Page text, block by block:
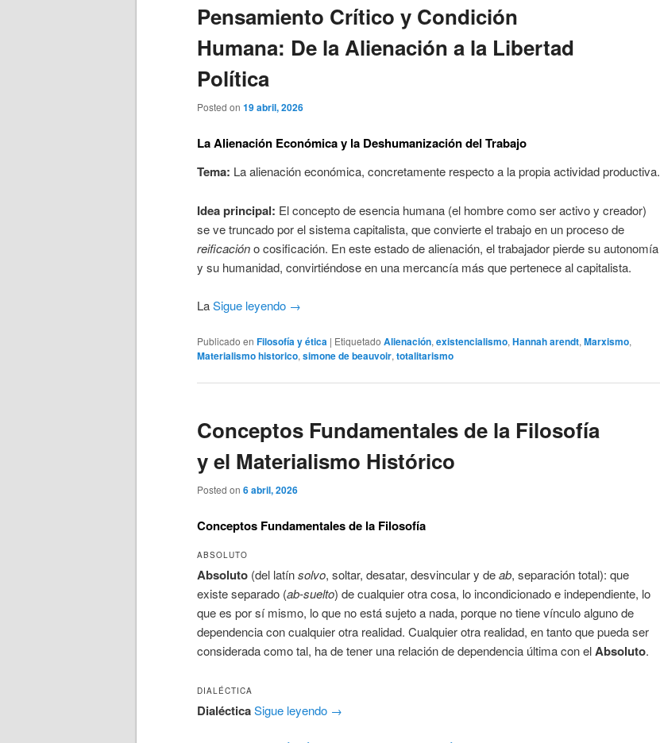
Pensamiento Crítico y Condición
Humana: De la Alienación a la Libertad
Política
Posted on 19 abril, 2026
La Alienación Económica y la Deshumanización del Trabajo
Tema: La alienación económica, concretamente respecto a la propia actividad productiva.
Idea principal: El concepto de esencia humana (el hombre como ser activo y creador)
se ve truncado por el sistema capitalista, que convierte el trabajo en un proceso de
reificacióno cosificación. En este estado de alienación, el trabajador pierde su autonomía
y su humanidad, convirtiéndose en una mercancía más que pertenece al capitalista.
LaSigue leyendo →
Publicado en Filosofía y ética | Etiquetado Alienación, existencialismo, Hannah arendt, Marxismo,
Materialismo historico, simone de beauvoir, totalitarismo
Conceptos Fundamentales de la Filosofía
y el Materialismo Histórico
Posted on 6 abril, 2026
Conceptos Fundamentales de la Filosofía
ABSOLUTO
Absoluto (del latínsolvo, soltar, desatar, desvincular y deab, separación total): que
existe separado (ab-suelto) de cualquier otra cosa, lo incondicionado e independiente, lo
que es por sí mismo, lo que no está sujeto a nada, porque no tiene vínculo alguno de
dependencia con cualquier otra realidad. Cualquier otra realidad, en tanto que pueda ser
considerada como tal, ha de tener una relación de dependencia última con elAbsoluto.
DIALÉCTICA
DialécticaSigue leyendo →